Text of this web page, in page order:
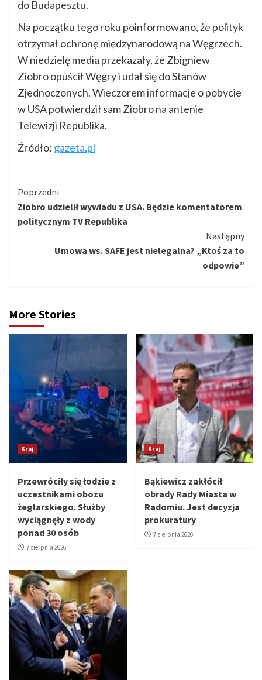
do Budapesztu.
Na początku tego roku poinformowano, że polityk
otrzymał ochronę międzynarodową na Węgrzech.
W niedzielę media przekazały, że Zbigniew
Ziobro opuścił Węgry i udał się do Stanów
Zjednoczonych. Wieczorem informacje o pobycie
w USA potwierdził sam Ziobro na antenie
Telewizji Republika.
Źródło: gazeta.pl
Kontynuuj
czytanie
Poprzedni
Ziobro udzielił wywiadu z USA. Będzie komentatorem
politycznym TV Republika
Następny
Umowa ws. SAFE jest nielegalna? „Ktoś za to
odpowie”
More Stories
Kraj
Przewróciły się łodzie z
uczestnikami obozu
żeglarskiego. Służby
wyciągnęły z wody
ponad 30 osób
7 sierpnia 2026
Kraj
Bąkiewicz zakłócił
obrady Rady Miasta w
Radomiu. Jest decyzja
prokuratury
7 sierpnia 2026